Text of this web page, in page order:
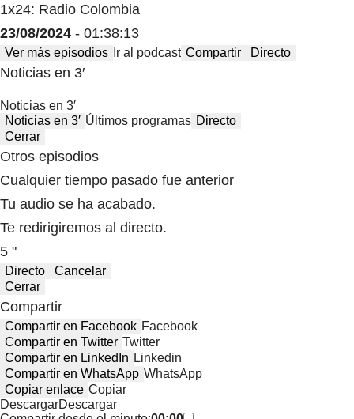
1x24: Radio Colombia
23/08/2024 - 01:38:13
Ver más episodios Ir al podcast Compartir Directo
Noticias en 3′
Noticias en 3′
Noticias en 3′ Últimos programas Directo
Cerrar
Otros episodios
Cualquier tiempo pasado fue anterior
Tu audio se ha acabado.
Te redirigiremos al directo.
5 "
Directo
Cancelar
Cerrar
Compartir
Compartir en Facebook Facebook
Compartir en Twitter Twitter
Compartir en LinkedIn Linkedin
Compartir en WhatsApp WhatsApp
Copiar enlace Copiar
DescargarDescargar